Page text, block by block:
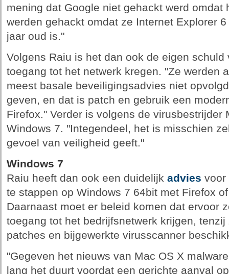
mening dat Google niet gehackt werd omdat
werden gehackt omdat ze Internet Explorer
jaar oud is."
Volgens Raiu is het dan ook de eigen
toegang tot het netwerk kregen. "Ze werden
meest basale beveiligingsadvies niet
geven, en dat is patch en gebruik een
Firefox." Verder is volgens de virusbestrijder
Windows 7. "Integendeel, het is misschien
gevoel van veiligheid geeft."
Windows 7
Raiu heeft dan ook een duidelijk advies voor
te stappen op Windows 7 64bit met Firefox
Daarnaast moet er beleid komen dat ervoor
toegang tot het bedrijfsnetwerk krijgen,
patches en bijgewerkte virusscanner
"Gegeven het nieuws van Mac OS X
lang het duurt voordat een gerichte aanval